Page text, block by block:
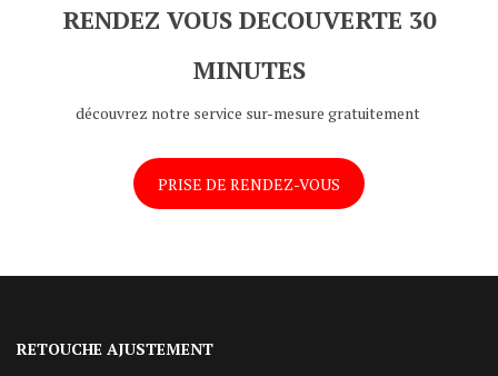
RENDEZ VOUS DECOUVERTE 30
MINUTES
découvrez notre service sur-mesure gratuitement
PRISE DE RENDEZ-VOUS
RETOUCHE AJUSTEMENT